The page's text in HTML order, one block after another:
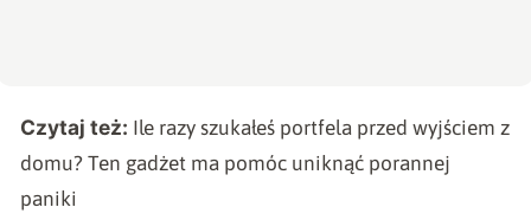
Czytaj też: Ile razy szukałeś portfela przed wyjściem z
domu? Ten gadżet ma pomóc uniknąć porannej
paniki